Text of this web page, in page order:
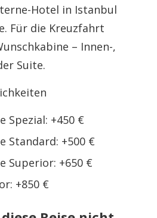
Hotel in Istanbul
Für die Kreuzfahrt
– Innen-,
Suite.
Spezial: +450 €
Standard: +500 €
Superior: +650 €
+850 €